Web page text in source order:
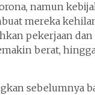
namun
mereka
pekerjaan
berat,
sebelumnya